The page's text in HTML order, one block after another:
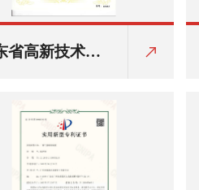
省高新技术产